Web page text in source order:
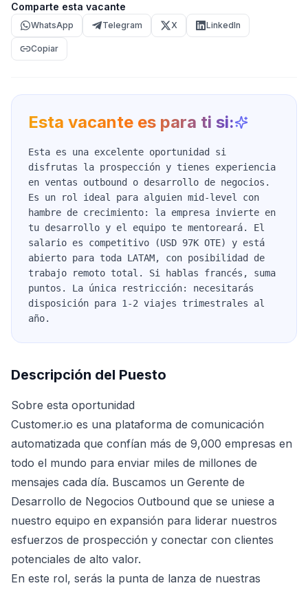
Comparte esta vacante
WhatsApp Telegram X LinkedIn
Copiar
Esta vacante es para ti si:
Esta es una excelente oportunidad si
disfrutas la prospección y tienes experiencia
en ventas outbound o desarrollo de negocios.
Es un rol ideal para alguien mid-level con
hambre de crecimiento: la empresa invierte en
tu desarrollo y el equipo te mentoreará. El
salario es competitivo (USD 97K OTE) y está
abierto para toda LATAM, con posibilidad de
trabajo remoto total. Si hablas francés, suma
puntos. La única restricción: necesitarás
disposición para 1-2 viajes trimestrales al
año.
Descripción del Puesto
Sobre esta oportunidad
Customer.io es una plataforma de comunicación
automatizada que confían más de 9,000 empresas en
todo el mundo para enviar miles de millones de
mensajes cada día. Buscamos un Gerente de
Desarrollo de Negocios Outbound que se uniese a
nuestro equipo en expansión para liderar nuestros
esfuerzos de prospección y conectar con clientes
potenciales de alto valor.
En este rol, serás la punta de lanza de nuestras